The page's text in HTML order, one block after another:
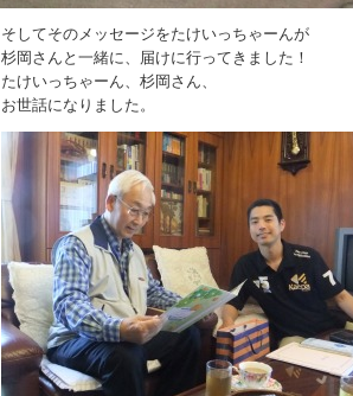
そしてそのメッセージをたけいっちゃーんが
杉岡さんと一緒に、届けに行ってきました！
たけいっちゃーん、杉岡さん、
お世話になりました。